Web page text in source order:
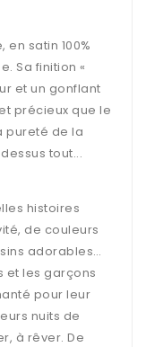
en satin 100%
Sa finition «
et un gonflant
précieux que le
pureté de la
tout...
histoires
de couleurs
adorables…
et les garçons
pour leur
nuits de
à rêver. De